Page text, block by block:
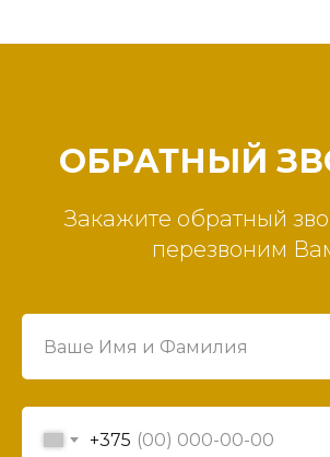
ОБРАТНЫЙ
Закажите обратный
перезвоним
+375